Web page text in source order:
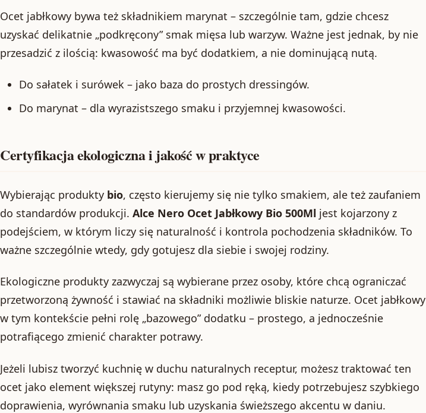
Ocet jabłkowy bywa też składnikiem marynat – szczególnie tam, gdzie chcesz
uzyskać delikatnie „podkręcony” smak mięsa lub warzyw. Ważne jest jednak, by nie
przesadzić z ilością: kwasowość ma być dodatkiem, a nie dominującą nutą.
Do sałatek i surówek – jako baza do prostych dressingów.
Do marynat – dla wyrazistszego smaku i przyjemnej kwasowości.
Certyfikacja ekologiczna i jakość w praktyce
Wybierając produkty bio, często kierujemy się nie tylko smakiem, ale też zaufaniem
do standardów produkcji. Alce Nero Ocet Jabłkowy Bio 500Ml jest kojarzony z
podejściem, w którym liczy się naturalność i kontrola pochodzenia składników. To
ważne szczególnie wtedy, gdy gotujesz dla siebie i swojej rodziny.
Ekologiczne produkty zazwyczaj są wybierane przez osoby, które chcą ograniczać
przetworzoną żywność i stawiać na składniki możliwie bliskie naturze. Ocet jabłkowy
w tym kontekście pełni rolę „bazowego” dodatku – prostego, a jednocześnie
potrafiącego zmienić charakter potrawy.
Jeżeli lubisz tworzyć kuchnię w duchu naturalnych receptur, możesz traktować ten
ocet jako element większej rutyny: masz go pod ręką, kiedy potrzebujesz szybkiego
doprawienia, wyrównania smaku lub uzyskania świeższego akcentu w daniu.